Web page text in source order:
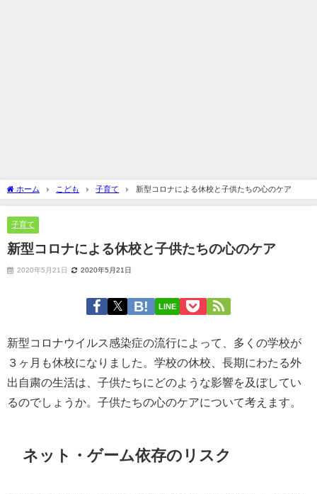
ホーム こども 子育て 新型コロナによる休校と子供たちの心のケア
子育て
新型コロナによる休校と子供たちの心のケア
2020年5月21日 2020年5月21日
LINE
新型コロナウイルス感染症の流行によって、多くの学校が
３ヶ月も休校になりました。学校の休校、長期にわたる外
出自粛の生活は、子供たちにどのような影響を及ぼしてい
るのでしょうか。子供たちの心のケアについて考えます。
ネット・ゲーム依存のリスク